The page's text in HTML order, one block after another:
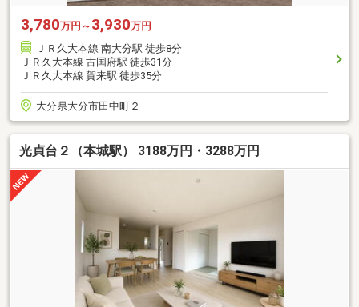
3,780万円～ 3,930万円
ＪＲ久大本線 南大分駅 徒歩8分
ＪＲ久大本線 古国府駅 徒歩31分
ＪＲ久大本線 賀来駅 徒歩35分
大分県大分市田中町２
光貞台２（本城駅） 3188万円・3288万円